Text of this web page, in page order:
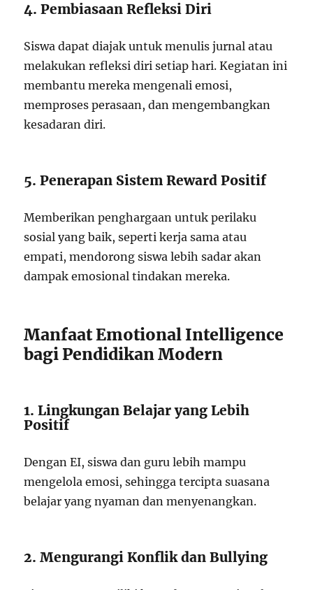
4. Pembiasaan Refleksi Diri
Siswa dapat diajak untuk menulis jurnal atau
melakukan refleksi diri setiap hari. Kegiatan ini
membantu mereka mengenali emosi,
memproses perasaan, dan mengembangkan
kesadaran diri.
5. Penerapan Sistem Reward Positif
Memberikan penghargaan untuk perilaku
sosial yang baik, seperti kerja sama atau
empati, mendorong siswa lebih sadar akan
dampak emosional tindakan mereka.
Manfaat Emotional Intelligence
bagi Pendidikan Modern
1. Lingkungan Belajar yang Lebih
Positif
Dengan EI, siswa dan guru lebih mampu
mengelola emosi, sehingga tercipta suasana
belajar yang nyaman dan menyenangkan.
2. Mengurangi Konflik dan Bullying